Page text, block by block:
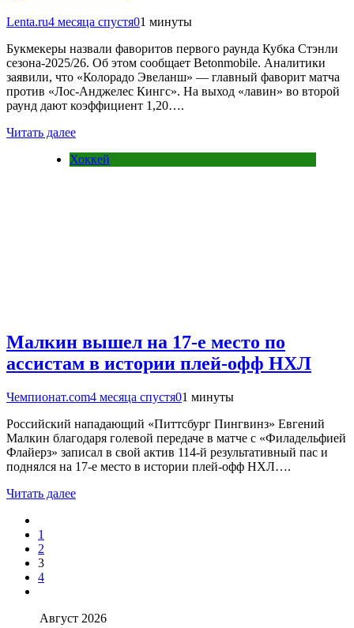
Lenta.ru4 месяца спустя01 минуты
Букмекеры назвали фаворитов первого раунда Кубка Стэнли
сезона-2025/26. Об этом сообщает Betonmobile. Аналитики
заявили, что «Колорадо Эвеланш» — главный фаворит матча
против «Лос‑Анджелес Кингс». На выход «лавин» во второй
раунд дают коэффициент 1,20….
Читать далее
Хоккей
Малкин вышел на 17-е место по
ассистам в истории плей-офф НХЛ
Чемпионат.com4 месяца спустя01 минуты
Российский нападающий «Питтсбург Пингвинз» Евгений
Малкин благодаря голевой передаче в матче с «Филадельфией
Флайерз» записал в свой актив 114-й результативный пас и
поднялся на 17-е место в истории плей-офф НХЛ….
Читать далее
1
2
3
4
Август 2026